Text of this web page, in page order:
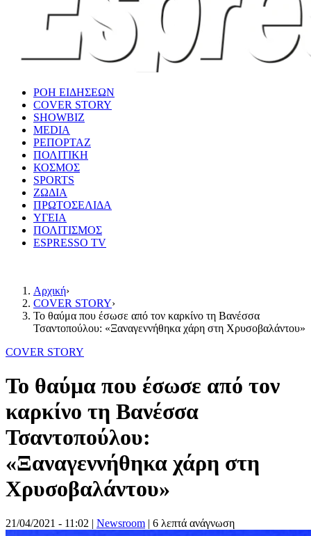
ΡΟΗ ΕΙΔΗΣΕΩΝ
COVER STORY
SHOWBIZ
MEDIA
ΡΕΠΟΡΤΑΖ
ΠΟΛΙΤΙΚΗ
ΚΟΣΜΟΣ
SPORTS
ΖΩΔΙΑ
ΠΡΩΤΟΣΕΛΙΔΑ
ΥΓΕΙΑ
ΠΟΛΙΤΙΣΜΟΣ
ESPRESSO TV
Αρχική›
COVER STORY›
Το θαύμα που έσωσε από τον καρκίνο τη Βανέσσα
Τσαντοπούλου: «Ξαναγεννήθηκα χάρη στη Χρυσοβαλάντου»
COVER STORY
Το θαύμα που έσωσε από τον
καρκίνο τη Βανέσσα
Τσαντοπούλου:
«Ξαναγεννήθηκα χάρη στη
Χρυσοβαλάντου»
21/04/2021 - 11:02 | Newsroom | 6 λεπτά ανάγνωση